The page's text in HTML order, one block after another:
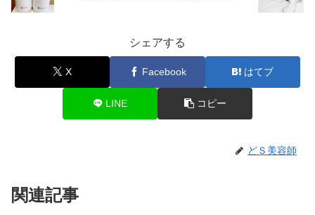
シェアする
X Facebook はてブ
LINE コピー
どＳ美容師
関連記事